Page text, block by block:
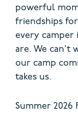
powerful
friendships
every camper
are. We can’t
our camp
takes us.
Summer 2026